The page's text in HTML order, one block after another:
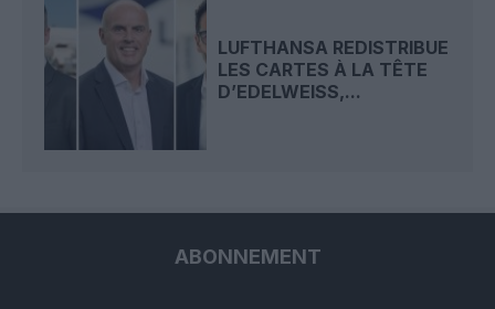
LUFTHANSA REDISTRIBUE
LES CARTES À LA TÊTE
D’EDELWEISS,...
ABONNEMENT